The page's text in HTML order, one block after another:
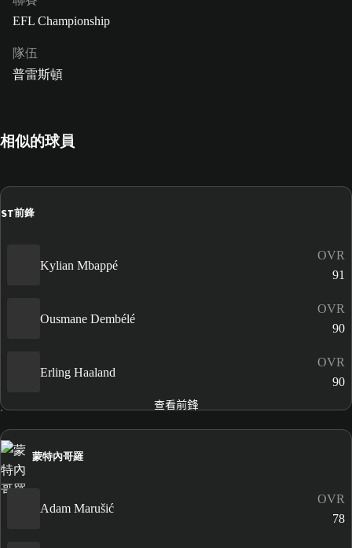
EFL Championship
隊伍
普雷斯頓
相似的球員
ST前鋒
Kylian Mbappé
OVR
91
Ousmane Dembélé
OVR
90
Erling Haaland
OVR
90
查看前鋒
蒙特內哥羅
Adam Marušić
OVR
78